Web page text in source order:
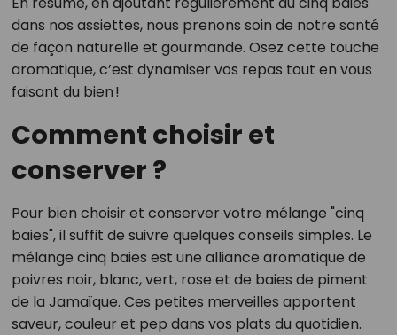
dans nos assiettes, nous prenons soin de notre santé
de façon naturelle et gourmande. Osez cette touche
aromatique, c’est dynamiser vos repas tout en vous
faisant du bien !
Comment choisir et
conserver ?
Pour bien choisir et conserver votre mélange "cinq
baies", il suffit de suivre quelques conseils simples. Le
mélange cinq baies est une alliance aromatique de
poivres noir, blanc, vert, rose et de baies de piment
de la Jamaïque. Ces petites merveilles apportent
saveur, couleur et pep dans vos plats du quotidien.